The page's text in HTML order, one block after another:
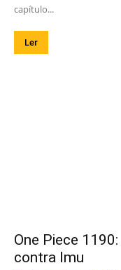
capítulo...
Ler
One Piece
contra Imu